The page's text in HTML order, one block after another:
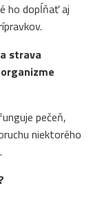
ho dopĺňať aj
strava
pečeň,
niektorého